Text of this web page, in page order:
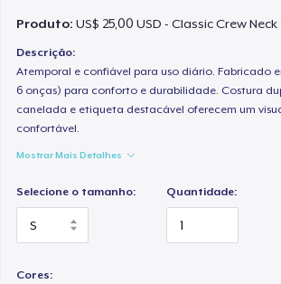
Produto:US$ 25,00 USD - Classic Crew
Descrição:
Atemporal e confiável para uso diário. Fabricado
6 onças) para conforto e durabilidade. Costura
canelada e etiqueta destacável oferecem um
confortável.
Mostrar Mais Detalhes
Selecione o tamanho: Quantidade:
Cores: